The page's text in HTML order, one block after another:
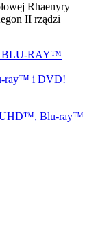
Rhaenyry
II rządzi
BLU-RAY™
ray™ i DVD!
UHD™, Blu-ray™